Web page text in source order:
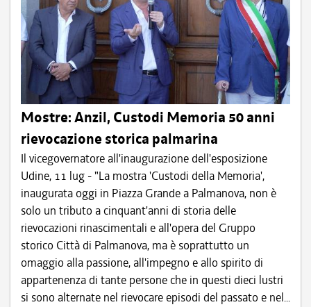
Mostre: Anzil, Custodi Memoria 50 anni
rievocazione storica palmarina
Il vicegovernatore all'inaugurazione dell'esposizione
Udine, 11 lug - "La mostra 'Custodi della Memoria',
inaugurata oggi in Piazza Grande a Palmanova, non è
solo un tributo a cinquant'anni di storia delle
rievocazioni rinascimentali e all'opera del Gruppo
storico Città di Palmanova, ma è soprattutto un
omaggio alla passione, all'impegno e allo spirito di
appartenenza di tante persone che in questi dieci lustri
si sono alternate nel rievocare episodi del passato e nel...